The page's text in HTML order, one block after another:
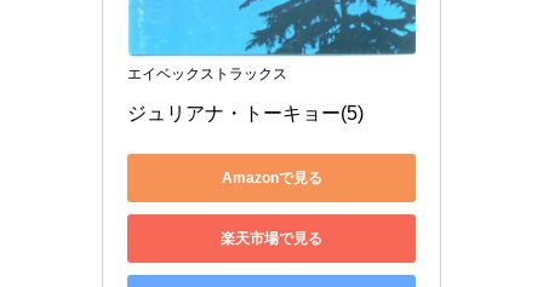
エイベックストラックス
ジュリアナ・トーキョー(5)
Amazonで見る
楽天市場で見る